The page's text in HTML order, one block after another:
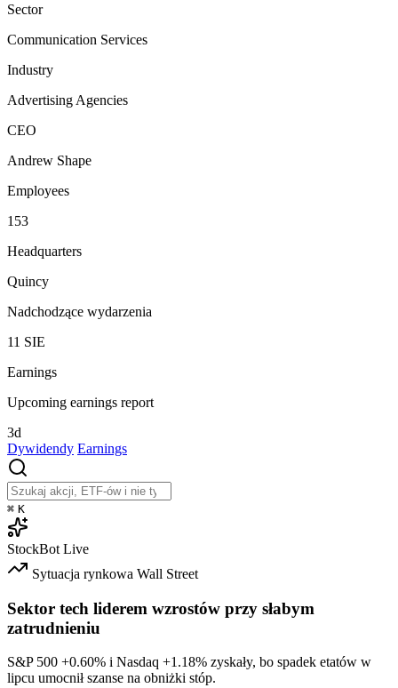
Sector
Communication Services
Industry
Advertising Agencies
CEO
Andrew Shape
Employees
153
Headquarters
Quincy
Nadchodzące wydarzenia
11 SIE
Earnings
Upcoming earnings report
3d
Dywidendy Earnings
⌘ K
StockBot Live
Sytuacja rynkowa Wall Street
Sektor tech liderem wzrostów przy słabym
zatrudnieniu
S&P 500 +0.60% i Nasdaq +1.18% zyskały, bo spadek etatów w
lipcu umocnił szanse na obniżki stóp.